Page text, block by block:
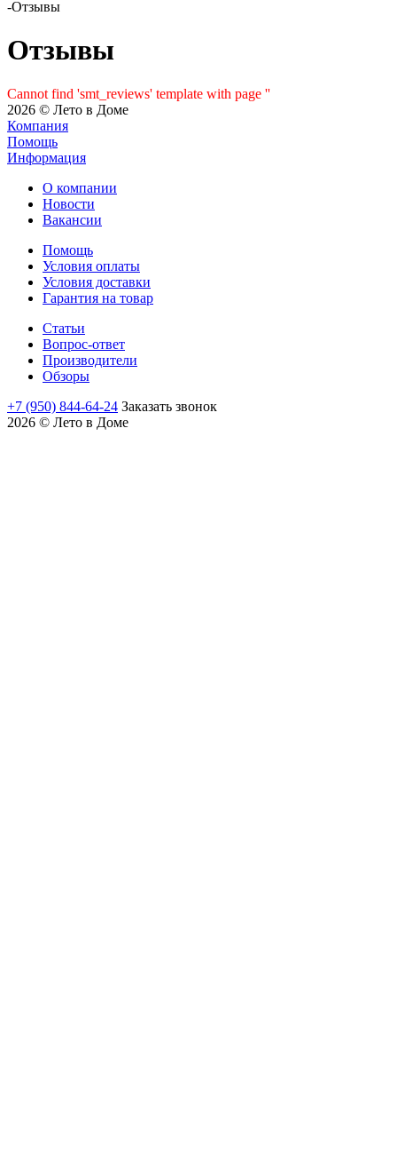
-Отзывы
Отзывы
Cannot find 'smt_reviews' template with page ''
2026 © Лето в Доме
Компания
Помощь
Информация
О компании
Новости
Вакансии
Помощь
Условия оплаты
Условия доставки
Гарантия на товар
Статьи
Вопрос-ответ
Производители
Обзоры
+7 (950) 844-64-24 Заказать звонок
2026 © Лето в Доме